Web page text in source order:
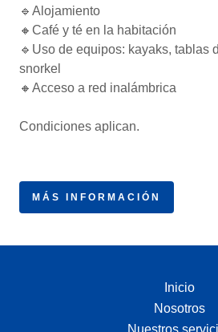
🔹Alojamiento
🔸Café y té en la habitación
🔹Uso de equipos: kayaks, tablas
snorkel
🔸Acceso a red inalámbrica
Condiciones aplican.
MÁS INFORMACIÓN
Inicio
Nosotros